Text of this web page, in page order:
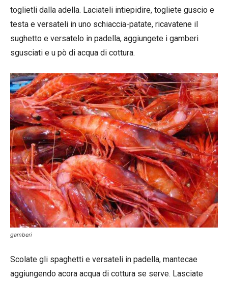
toglietli dalla adella. Laciateli intiepidire, togliete guscio e
testa e versateli in uno schiaccia-patate, ricavatene il
sughetto e versatelo in padella, aggiungete i gamberi
sgusciati e u pò di acqua di cottura.
gamberi
Scolate gli spaghetti e versateli in padella, mantecae
aggiungendo acora acqua di cottura se serve. Lasciate